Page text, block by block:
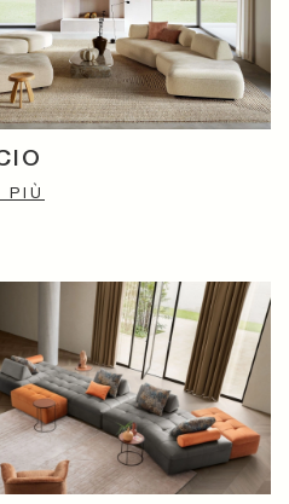
PIÙ